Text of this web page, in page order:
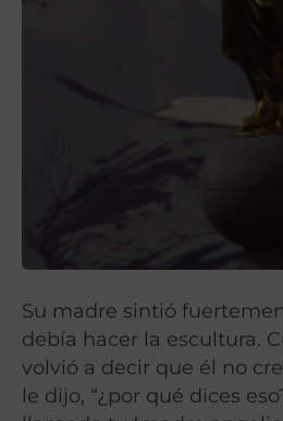
Su madre sintió
debía hacer la escultura.
volvió a decir que él no
le dijo, “¿por qué dices